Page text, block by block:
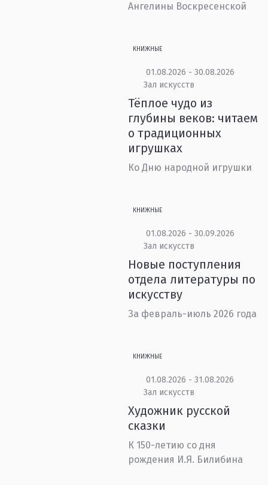
Ангелины Воскресенской
КНИЖНЫЕ
01.08.2026 - 30.08.2026
Зал искусств
Тёплое чудо из
глубины веков: читаем
о традиционных
игрушках
Ко Дню народной игрушки
КНИЖНЫЕ
01.08.2026 - 30.09.2026
Зал искусств
Новые поступления
отдела литературы по
искусству
За февраль-июль 2026 года
КНИЖНЫЕ
01.08.2026 - 31.08.2026
Зал искусств
Художник русской
сказки
К 150-летию со дня
рождения И.Я. Билибина